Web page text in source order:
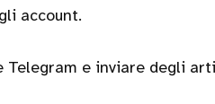
account.
Telegram e inviare degli